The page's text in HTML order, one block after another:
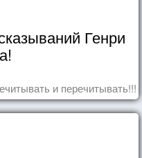
Генри
и перечитывать!!!